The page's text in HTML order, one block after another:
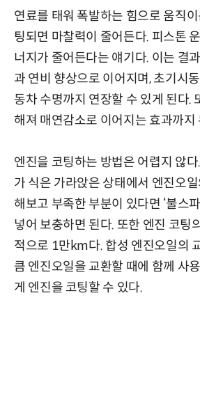
연료를 태워 폭발하는 힘으로 움직
팅되면 마찰력이 줄어든다. 피스톤
너지가 줄어든다는 얘기다. 이는 결
과 연비 향상으로 이어지며, 초기시
동차 수명까지 연장할 수 있게 된다.
해져 매연감소로 이어지는 효과까지
엔진을 코팅하는 방법은 어렵지 않다
가 식은 가라앉은 상태에서 엔진오
해보고 부족한 부분이 있다면 ‘불스
넣어 보충하면 된다. 또한 엔진 코팅
적으로 1만km다. 합성 엔진오일의
큼 엔진오일을 교환할 때에 함께 사
게 엔진을 코팅할 수 있다.